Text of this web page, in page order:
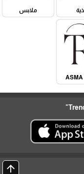
ملابس
ASMA
arrow_upward